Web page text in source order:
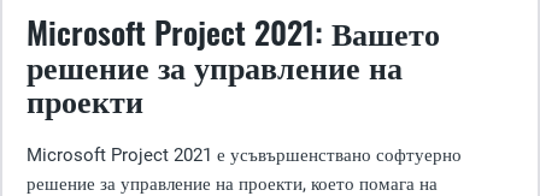
Microsoft Project 2021: Вашето
решение за управление на
проекти
Microsoft Project 2021 е усъвършенствано софтуерно
решение за управление на проекти, което помага на